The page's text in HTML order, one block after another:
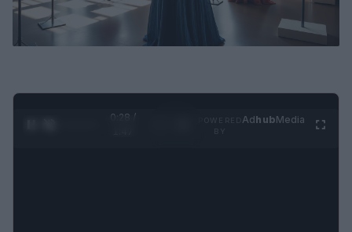
0:29 /
AdhubMedia